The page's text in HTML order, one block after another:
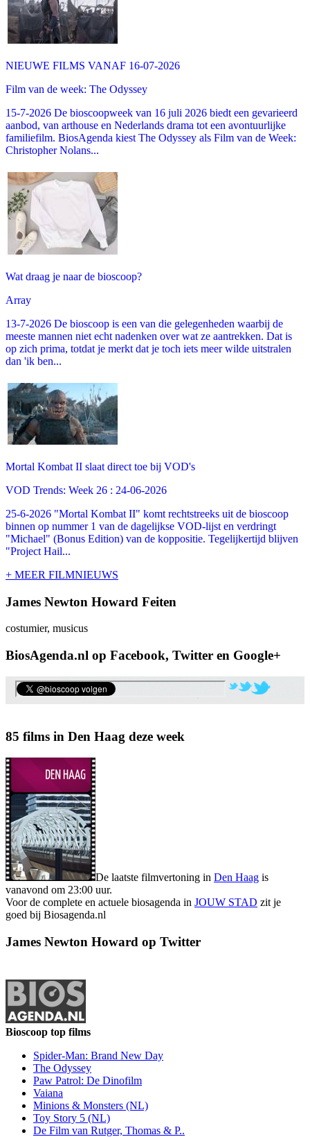
NIEUWE FILMS VANAF 16-07-2026
Film van de week: The Odyssey
15-7-2026 De bioscoopweek van 16 juli 2026 biedt een gevarieerd
aanbod, van arthouse en Nederlands drama tot een avontuurlijke
familiefilm. BiosAgenda kiest The Odyssey als Film van de Week:
Christopher Nolans...
Wat draag je naar de bioscoop?
Array
13-7-2026 De bioscoop is een van die gelegenheden waarbij de
meeste mannen niet echt nadenken over wat ze aantrekken. Dat is
op zich prima, totdat je merkt dat je toch iets meer wilde uitstralen
dan 'ik ben...
Mortal Kombat II slaat direct toe bij VOD's
VOD Trends: Week 26 : 24-06-2026
25-6-2026 "Mortal Kombat II" komt rechtstreeks uit de bioscoop
binnen op nummer 1 van de dagelijkse VOD-lijst en verdringt
"Michael" (Bonus Edition) van de koppositie. Tegelijkertijd blijven
"Project Hail...
+ MEER FILMNIEUWS
James Newton Howard Feiten
costumier, musicus
BiosAgenda.nl op Facebook, Twitter en Google+
85 films in Den Haag deze week
De laatste filmvertoning in Den Haag is
vanavond om 23:00 uur.
Voor de complete en actuele biosagenda in JOUW STAD zit je
goed bij Biosagenda.nl
James Newton Howard op Twitter
Bioscoop top films
Spider-Man: Brand New Day
The Odyssey
Paw Patrol: De Dinofilm
Vaiana
Minions & Monsters (NL)
Toy Story 5 (NL)
De Film van Rutger, Thomas & P..